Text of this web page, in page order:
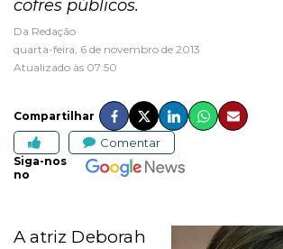
cofres públicos.
Da Redação
quarta-feira, 6 de novembro de 2013
Atualizado às 07:50
Compartilhar
Comentar
Siga-nos
no
A atriz Deborah